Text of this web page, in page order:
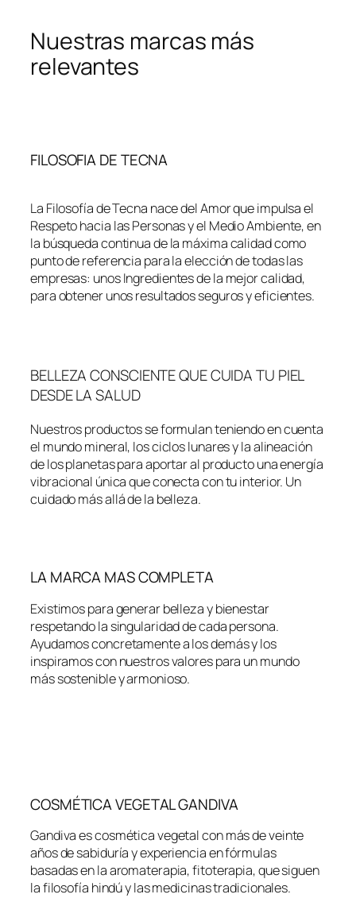
Nuestras marcas más
relevantes
FILOSOFIA DE TECNA
La Filosofía de Tecna nace del Amor que impulsa el
Respeto hacia las Personas y el Medio Ambiente, en
la búsqueda continua de la máxima calidad como
punto de referencia para la elección de todas las
empresas: unos Ingredientes de la mejor calidad,
para obtener unos resultados seguros y eficientes.
BELLEZA CONSCIENTE QUE CUIDA TU PIEL
DESDE LA SALUD
Nuestros productos se formulan teniendo en cuenta
el mundo mineral, los ciclos lunares y la alineación
de los planetas para aportar al producto una energía
vibracional única que conecta con tu interior. Un
cuidado más allá de la belleza.
LA MARCA MAS COMPLETA
Existimos para generar belleza y bienestar
respetando la singularidad de cada persona.
Ayudamos concretamente a los demás y los
inspiramos con nuestros valores para un mundo
más sostenible y armonioso.
COSMÉTICA VEGETAL GANDIVA
Gandiva es cosmética vegetal con más de veinte
años de sabiduría y experiencia en fórmulas
basadas en la aromaterapia, fitoterapia, que siguen
la filosofía hindú y las medicinas tradicionales.